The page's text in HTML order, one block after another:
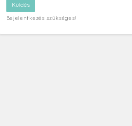
Bejelentkezés szükséges!